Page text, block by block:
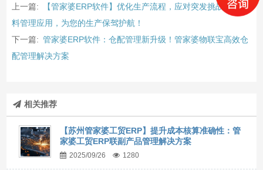
上一篇:
【管家婆ERP软件】优化生产流程，应对突发挑战——补
料管理应用，为您的生产保驾护航！
下一篇: 管家婆ERP软件：仓配管理新升级！管家婆物联宝高效仓
配管理解决方案
相关推荐
【苏州管家婆工贸ERP】提升成本核算准确性：管
家婆工贸ERP联副产品管理解决方案
2025/09/26 1280